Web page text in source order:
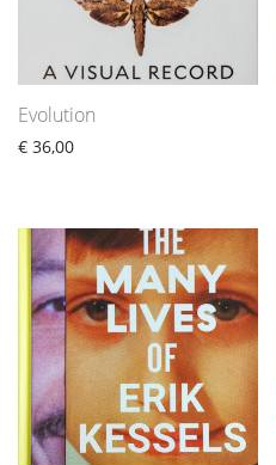
Evolution
€ 36,00